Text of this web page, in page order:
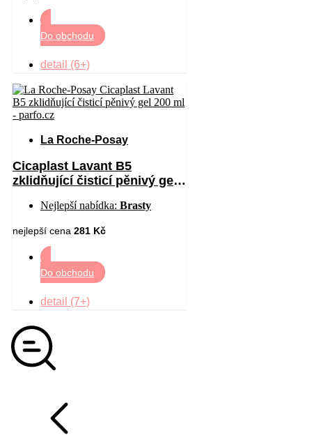
Do obchodu
detail (6+)
La Roche-Posay
Cicaplast Lavant B5
zklidňující čisticí pěnivý gel
Nejlepší nabídka: Brasty
nejlepší cena 281 Kč
Do obchodu
detail (7+)